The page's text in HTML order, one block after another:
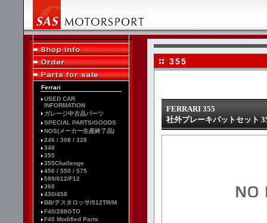
Ferrari
USED CAR
INFORMATION
ガレージ中古品パーツ
SPECIAL PARTS/GOODS
NOS(メーカー生産終了品)
246 / 308 / 328
348
355
355Challenge
456 / 550 / 575
599/612/F12
360
430/458
BB/テスタロッサ/512TR/M
F40/288GTO
F40 Modified Parts
355
FERRARI 355
社外ブレーキパットセット